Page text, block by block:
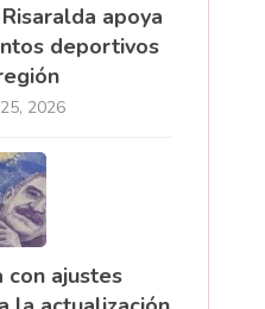
apoya
deportivos
2026
con ajustes